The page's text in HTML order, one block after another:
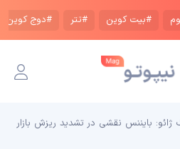
#بیت کوین #تتر #دوج کوین
ژائو: بایننس نقشی در تشدید ریزش بازار